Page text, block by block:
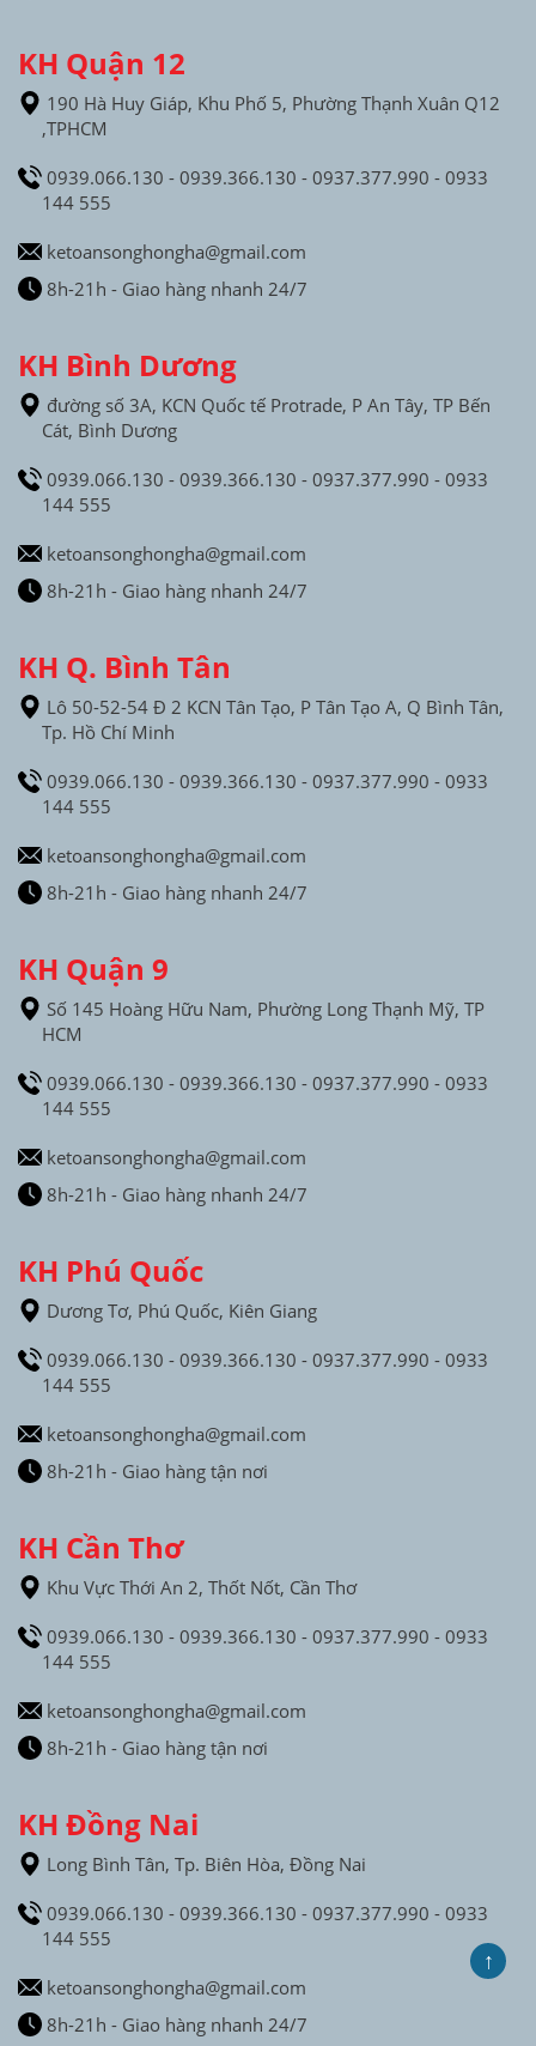
KH Quận 12
190 Hà Huy Giáp, Khu Phố 5, Phường Thạnh Xuân Q12
,TPHCM
0939.066.130 - 0939.366.130 - 0937.377.990 - 0933
144 555
ketoansonghongha@gmail.com
8h-21h - Giao hàng nhanh 24/7
KH Bình Dương
đường số 3A, KCN Quốc tế Protrade, P An Tây, TP Bến
Cát, Bình Dương
0939.066.130 - 0939.366.130 - 0937.377.990 - 0933
144 555
ketoansonghongha@gmail.com
8h-21h - Giao hàng nhanh 24/7
KH Q. Bình Tân
Lô 50-52-54 Đ 2 KCN Tân Tạo, P Tân Tạo A, Q Bình Tân,
Tp. Hồ Chí Minh
0939.066.130 - 0939.366.130 - 0937.377.990 - 0933
144 555
ketoansonghongha@gmail.com
8h-21h - Giao hàng nhanh 24/7
KH Quận 9
Số 145 Hoàng Hữu Nam, Phường Long Thạnh Mỹ, TP
HCM
0939.066.130 - 0939.366.130 - 0937.377.990 - 0933
144 555
ketoansonghongha@gmail.com
8h-21h - Giao hàng nhanh 24/7
KH Phú Quốc
Dương Tơ, Phú Quốc, Kiên Giang
0939.066.130 - 0939.366.130 - 0937.377.990 - 0933
144 555
ketoansonghongha@gmail.com
8h-21h - Giao hàng tận nơi
KH Cần Thơ
Khu Vực Thới An 2, Thốt Nốt, Cần Thơ
0939.066.130 - 0939.366.130 - 0937.377.990 - 0933
144 555
ketoansonghongha@gmail.com
8h-21h - Giao hàng tận nơi
KH Đồng Nai
Long Bình Tân, Tp. Biên Hòa, Đồng Nai
0939.066.130 - 0939.366.130 - 0937.377.990 - 0933
144 555
ketoansonghongha@gmail.com
8h-21h - Giao hàng nhanh 24/7
↑